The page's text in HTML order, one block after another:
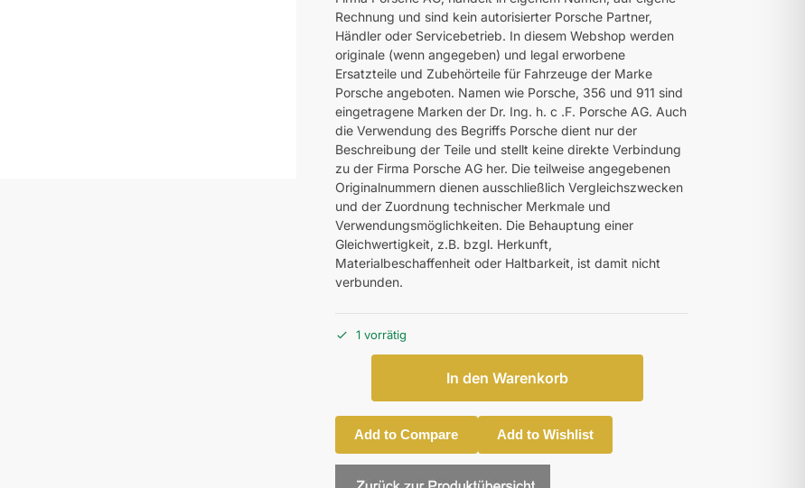
Rechnung und sind kein autorisierter Porsche Partner,
Händler oder Servicebetrieb. In diesem Webshop werden
originale (wenn angegeben) und legal erworbene
Ersatzteile und Zubehörteile für Fahrzeuge der Marke
Porsche angeboten. Namen wie Porsche, 356 und 911 sind
eingetragene Marken der Dr. Ing. h. c .F. Porsche AG. Auch
die Verwendung des Begriffs Porsche dient nur der
Beschreibung der Teile und stellt keine direkte Verbindung
zu der Firma Porsche AG her. Die teilweise angegebenen
Originalnummern dienen ausschließlich Vergleichszwecken
und der Zuordnung technischer Merkmale und
Verwendungsmöglichkeiten. Die Behauptung einer
Gleichwertigkeit, z.B. bzgl. Herkunft,
Materialbeschaffenheit oder Haltbarkeit, ist damit nicht
verbunden.
1 vorrätig
In den Warenkorb
Add to Compare Add to Wishlist